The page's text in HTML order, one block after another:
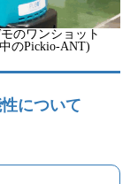
のワンショット
のPickio-ANT)
について